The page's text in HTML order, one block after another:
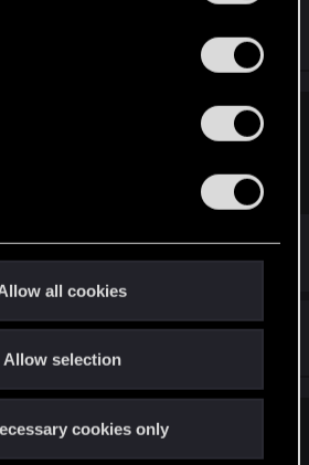
all cookies
Allow selection
cookies only
Nov 3, 2017
пожалуйста.
#2,851